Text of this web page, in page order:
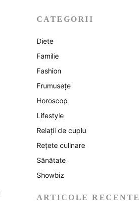
CATEGORII
Diete
Familie
Fashion
Frumusețe
Horoscop
Lifestyle
Relații de cuplu
Rețete culinare
Sănătate
Showbiz
ARTICOLE RECENTE